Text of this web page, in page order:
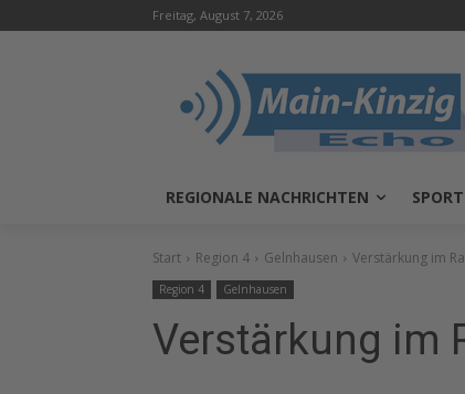
Freitag, August 7, 2026
REGIONALE NACHRICHTEN SPORT
Start Region 4 Gelnhausen Verstärkung im
Region 4 Gelnhausen
Verstärkung im